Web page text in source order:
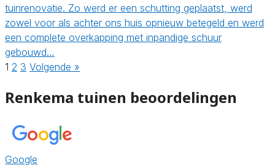
tuinrenovatie. Zo werd er een schutting geplaatst, werd
zowel voor als achter ons huis opnieuw betegeld en werd
een complete overkapping met inpandige schuur
gebouwd…
1 2 3 Volgende »
Renkema tuinen beoordelingen
Google